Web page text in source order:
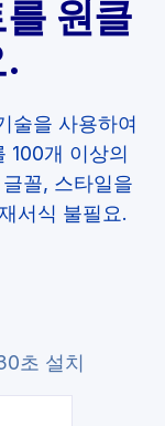
원클
술을 사용하여
100개 이상의
꼴, 스타일을
서식 불필요.
초 설치